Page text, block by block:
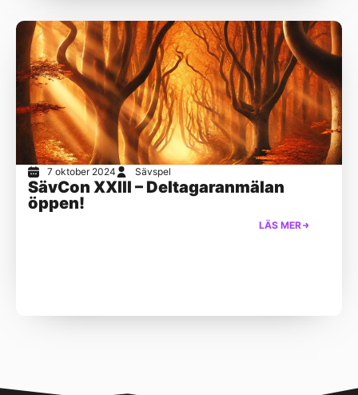
7 oktober 2024 Sävspel
SävCon XXIII – Deltagaranmälan
öppen!
LÄS MER